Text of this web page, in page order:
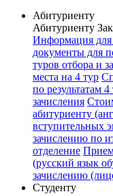
Абитуриенту
Абитуриенту
Информация
документы для
туров отбора и
места на 4 тур
по результатам 4
зачисления
абитуриенту
вступительных
зачислению по
отделение
(русский язык
зачислению
Студенту